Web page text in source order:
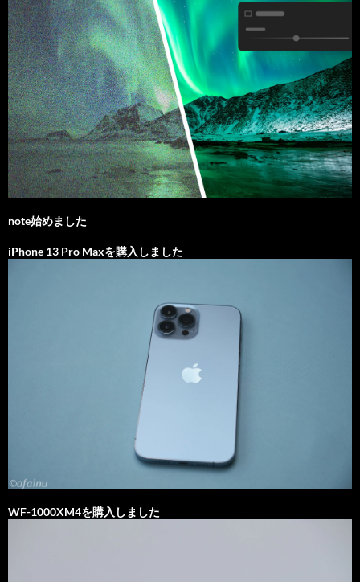
note始めました
iPhone 13 Pro Maxを購入しました
WF-1000XM4を購入しました